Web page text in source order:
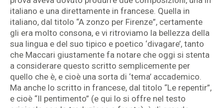
italiano e una direttamente in francese. Quella in
italiano, dal titolo “A zonzo per Firenze”, certamente
gli era molto consona, e vi ritroviamo la bellezza della
sua lingua e del suo tipico e poetico ‘divagare’, tanto
che Maccari giustamente fa notare che oggi si stenta
a considerare questo scritto semplicemente per
quello che è, e cioè una sorta di ‘tema’ accademico.
Ma anche lo scritto in francese, dal titolo “Le repentir”,
e cioè “Il pentimento” (e qui lo si offre nel testo